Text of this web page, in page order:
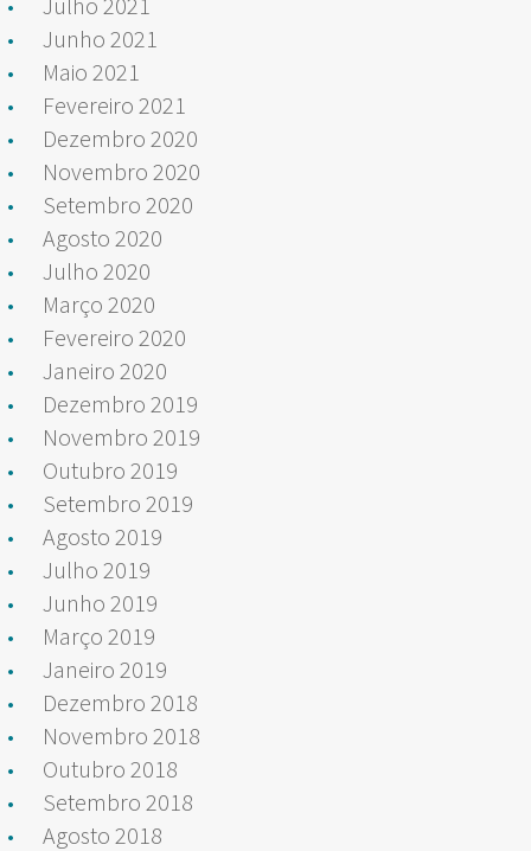
Junho 2021
Maio 2021
Fevereiro 2021
Dezembro 2020
Novembro 2020
Setembro 2020
Agosto 2020
Julho 2020
Março 2020
Fevereiro 2020
Janeiro 2020
Dezembro 2019
Novembro 2019
Outubro 2019
Setembro 2019
Agosto 2019
Julho 2019
Junho 2019
Março 2019
Janeiro 2019
Dezembro 2018
Novembro 2018
Outubro 2018
Setembro 2018
Agosto 2018